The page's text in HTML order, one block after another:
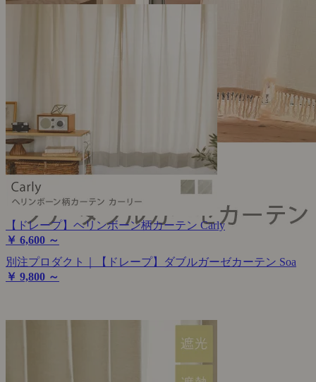
別注プロダクト｜【ドレープ】ダブルガーゼカーテン Soa
￥ 9,800 ～
【ドレープ】ヘリンボーン柄カーテン Carly
￥ 6,600 ～